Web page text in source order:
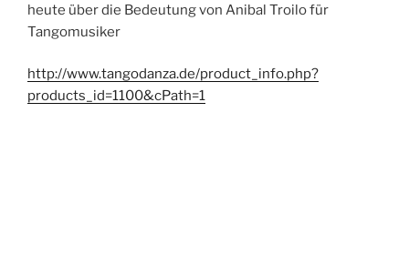
heute über die Bedeutung von Anibal Troilo für
Tangomusiker
http://www.tangodanza.de/product_info.php?
products_id=1100&cPath=1